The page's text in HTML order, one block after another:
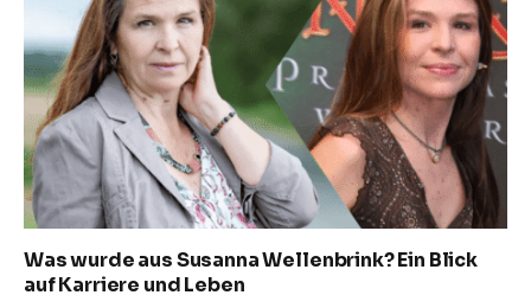
Was wurde aus Susanna Wellenbrink? Ein Blick
auf Karriere und Leben